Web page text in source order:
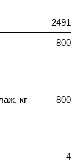
2491
800
кг 800
4